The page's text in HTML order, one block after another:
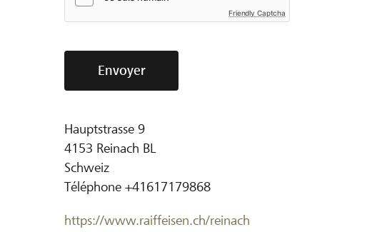
Friendly Captcha
Envoyer
Hauptstrasse 9
4153 Reinach BL
Schweiz
Téléphone +41617179868
https://www.raiffeisen.ch/reinach